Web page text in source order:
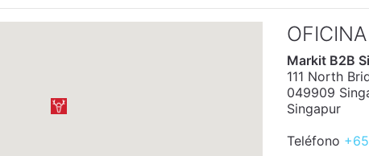
Markit B2B
111 North
049909
Singapur
Teléfono